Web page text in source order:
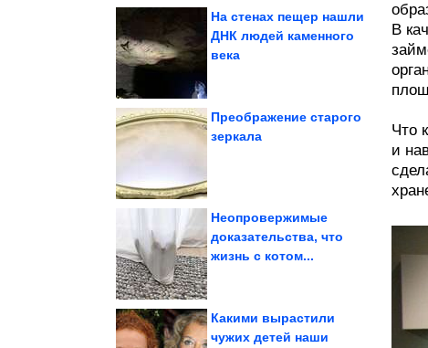
На стенах пещер нашли
ДНК людей каменного
века
Преображение старого
зеркала
Идея стильного декора
Неопровержимые
доказательства, что
жизнь с котом...
Какими вырастили
чужих детей наши
В
Что
и